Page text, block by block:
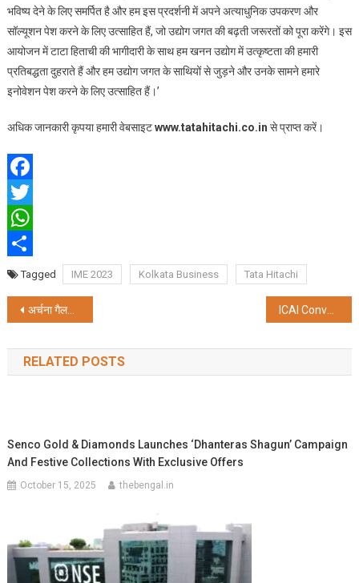
भविष्य देने के लिए समर्पित है और हम इस प्रदर्शनी में अपने अत्याधुनिक उपकरण और
सॉल्यूशन पेश करने के लिए उत्साहित हैं, जो उद्योग जगत की बढ़ती जरूरतों को पूरा करेंगे। इस
आयोजन में टाटा हिताची की भागीदारी के साथ हम खनन उद्योग में उत्कृष्टता की हमारी
प्रतिबद्धता दुहराते हैं और हम उद्योग जगत के साथियों से जुड़ने और उनके सामने हमारे
इनोवेशन पेश करने के लिए उत्साहित हैं।’
अधिक जानकारी कृपया हमारी वेबसाइटwww.tatahitachi.co.in से प्राप्त करें।
Facebook
Twitter
WhatsApp
ShareTagged IME 2023 Kolkata Business Tata Hitachi
Post
navigation
अर्चना गैलरी में द्वितीय वर्ष की कला प्रदर्शनी ICAI Convocation 2023 in 12 Locations Nationwide
RELATED POSTS
Senco Gold & Diamonds Launches ‘Dhanteras Shagun’ Campaign
And Festive Collections With Exclusive Offers
October 15, 2025 thebengal.in